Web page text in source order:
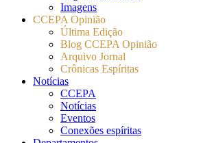
Imagens
CCEPA Opinião
Última Edição
Blog CCEPA Opinião
Arquivo Jornal
Crônicas Espíritas
Notícias
CCEPA
Notícias
Eventos
Conexões espíritas